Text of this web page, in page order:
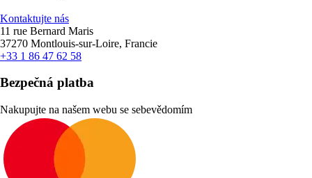
Kontaktujte nás
11 rue Bernard Maris
37270 Montlouis-sur-Loire, Francie
+33 1 86 47 62 58
Bezpečná platba
Nakupujte na našem webu se sebevědomím